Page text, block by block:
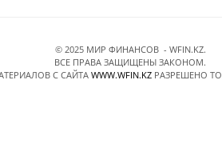
© 2025 МИР ФИНАНСОВ - WFIN.KZ.
ВСЕ ПРАВА ЗАЩИЩЕНЫ ЗАКОНОМ.
C САЙТА WWW.WFIN.KZ РАЗРЕШЕНО